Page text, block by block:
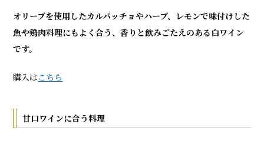
オリーブを使用したカルパッチョやハーブ、レモンで味付けした
魚や鶏肉料理にもよく合う、香りと飲みごたえのある白ワイン
です。
購入は こちら
甘口ワインに合う料理